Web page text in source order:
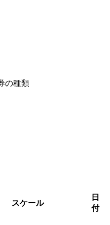
の種類
スケール
日
付